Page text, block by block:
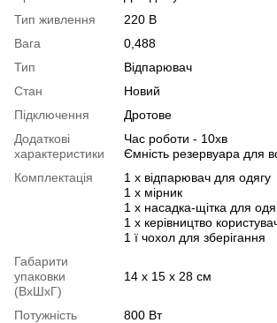
Тип живлення
220 В
Вага
0,488
Тип
Відпарювач
Стан
Новий
Підключення
Дротове
Додаткові
характеристики
Час роботи - 10хв
Ємність резервуара для
Комплектація
1 х відпарювач для одягу
1 х мірник
1 х насадка-щітка для
1 х керівництво
1 ї чохол для зберігання
Габарити
упаковки
(ВхШхГ)
14 х 15 х 28 см
Потужність
800 Вт